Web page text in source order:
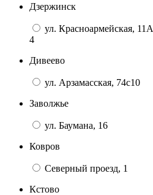
Дзержинск
ул. Красноармейская, 11А
4
Дивеево
ул. Арзамасская, 74с10
Заволжье
ул. Баумана, 16
Ковров
Северный проезд, 1
Кстово